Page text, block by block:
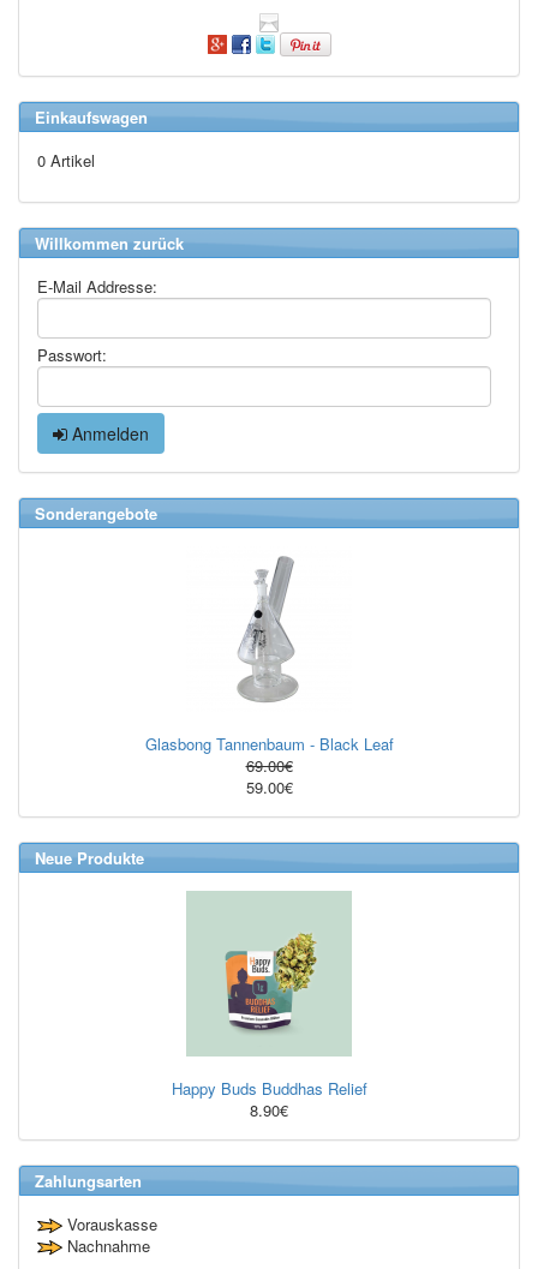
Einkaufswagen
0 Artikel
Willkommen zurück
E-Mail Addresse:
Passwort:
Anmelden
Sonderangebote
Glasbong Tannenbaum - Black Leaf
69.00€
59.00€
Neue Produkte
Happy Buds Buddhas Relief
8.90€
Zahlungsarten
Vorauskasse
Nachnahme